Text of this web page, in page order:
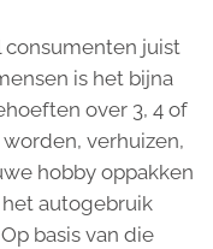
consumenten juist
is het bijna
over 3, 4 of
verhuizen,
hobby oppakken
autogebruik
basis van die